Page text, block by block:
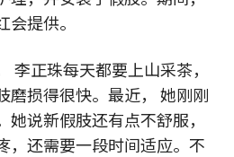
提供。
李正珠每天都要上山采茶，
磨损得很快。最近， 她刚刚
说新假肢还有点不舒服，
，还需要一段时间适应。不